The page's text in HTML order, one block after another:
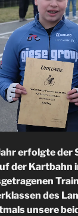
erfolgte der
der Kartbahn
des
unsere